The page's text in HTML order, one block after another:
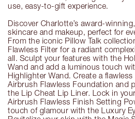
use, easy-to-gift experience.
Discover Charlotte’s award-
skincare and makeup, perfect for
From the iconic Pillow Talk
Flawless Filter for a radiant
all. Sculpt your features with the
Wand and add a luminous touch
Highlighter Wand. Create a
Airbrush Flawless Foundation and
the Lip Cheat Lip Liner. Lock in
Airbrush Flawless Finish Setting
touch of glamour with the Luxury